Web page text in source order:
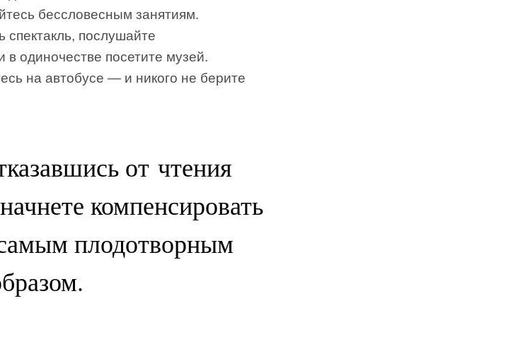
бессловесным занятиям.
спектакль, послушайте
одиночестве посетите музей.
на автобусе — и никого не берите
от чтения
компенсировать
плодотворным